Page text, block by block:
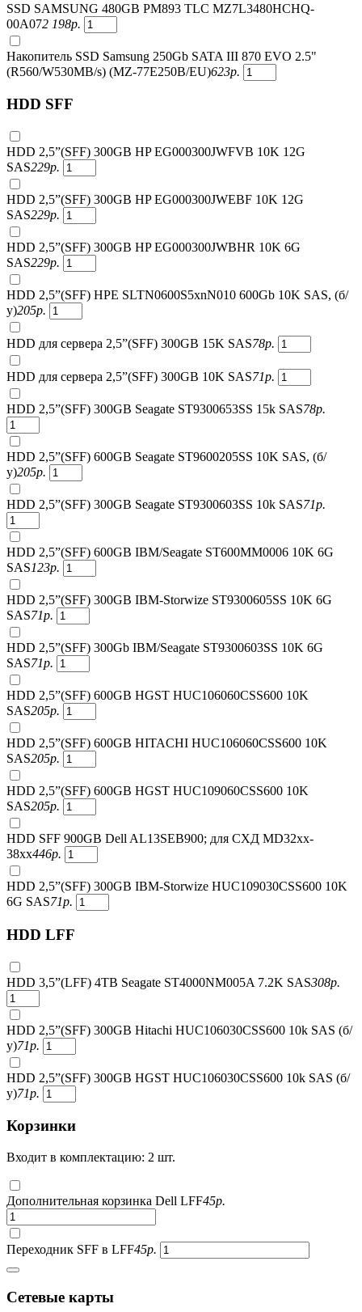
SSD SAMSUNG 480GB PM893 TLC MZ7L3480HCHQ-
00A072 198р.
Накопитель SSD Samsung 250Gb SATA III 870 EVO 2.5"
(R560/W530MB/s) (MZ-77E250B/EU)623р.
HDD SFF
HDD 2,5”(SFF) 300GB HP EG000300JWFVB 10K 12G
SAS229р.
HDD 2,5”(SFF) 300GB HP EG000300JWEBF 10K 12G
SAS229р.
HDD 2,5”(SFF) 300GB HP EG000300JWBHR 10K 6G
SAS229р.
HDD 2,5”(SFF) HPE SLTN0600S5xnN010 600Gb 10K SAS, (б/
у)205р.
HDD для сервера 2,5”(SFF) 300GB 15K SAS78р.
HDD для сервера 2,5”(SFF) 300GB 10K SAS71р.
HDD 2,5”(SFF) 300GB Seagate ST9300653SS 15k SAS78р.
HDD 2,5”(SFF) 600GB Seagate ST9600205SS 10K SAS, (б/
у)205р.
HDD 2,5”(SFF) 300GB Seagate ST9300603SS 10k SAS71р.
HDD 2,5”(SFF) 600GB IBM/Seagate ST600MM0006 10K 6G
SAS123р.
HDD 2,5”(SFF) 300GB IBM-Storwize ST9300605SS 10K 6G
SAS71р.
HDD 2,5”(SFF) 300Gb IBM/Seagate ST9300603SS 10K 6G
SAS71р.
HDD 2,5”(SFF) 600GB HGST HUC106060CSS600 10K
SAS205р.
HDD 2,5”(SFF) 600GB HITACHI HUC106060CSS600 10K
SAS205р.
HDD 2,5”(SFF) 600GB HGST HUC109060CSS600 10K
SAS205р.
HDD SFF 900GB Dell AL13SEB900; для СХД MD32xx-
38xx446р.
HDD 2,5”(SFF) 300GB IBM-Storwize HUC109030CSS600 10K
6G SAS71р.
HDD LFF
HDD 3,5”(LFF) 4TB Seagate ST4000NM005A 7.2K SAS308р.
HDD 2,5”(SFF) 300GB Hitachi HUC106030CSS600 10k SAS (б/
у)71р.
HDD 2,5”(SFF) 300GB HGST HUC106030CSS600 10k SAS (б/
у)71р.
Корзинки
Входит в комплектацию: 2 шт.
Дополнительная корзинка Dell LFF45р.
Переходник SFF в LFF45р.
Сетевые карты